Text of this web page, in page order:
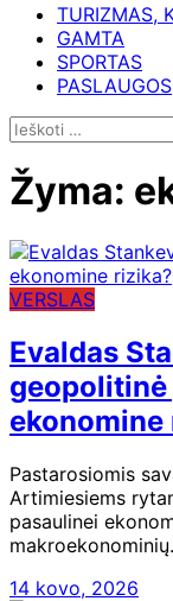
TURIZMAS,
GAMTA
SPORTAS
PASLAUGOS
Ieškoti:
Žyma:
VERSLAS
Evaldas
ekonomine
Pastarosiomis
Artimiesiems
pasaulinei
14 kovo, 2026